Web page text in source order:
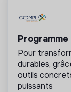
solidarité et
gestion est
lucrativité
ESUS.
Pour
durables,
outils
puissants